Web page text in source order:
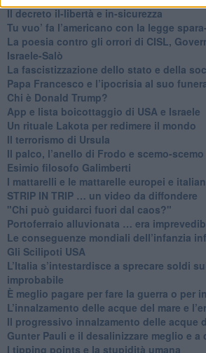
Il decreto il-libertà e in-sicurezza
Tu vuo’ fa l’americano con la legge
La poesia contro gli orrori di CISL,
Israele-Salò
​La fascistizzazione dello stato e della
Papa Francesco e l’ipocrisia al suo
​Chi è Donald Trump?
App e lista boicottaggio di USA e Israele
​Un rituale Lakota per redimere il mondo
Il terrorismo di Ursula
​Il palco, l’anello di Frodo e scemo-scemo
Esimio filosofo Galimberti
​I mattarelli e le mattarelle europei e
​STRIP IN TRIP … un video da diffondere
"Chi può guidarci fuori dal caos?"
​Portoferraio alluvionata … era
Le conseguenze mondiali dell’infanzia
​Gli Scilipoti USA
L’Italia s’intestardisce a sprecare soldi
improbabile
È meglio pagare per fare la guerra o per
​L’innalzamento delle acque del mare e
​Il progressivo innalzamento delle acque
​Gunter Pauli e il desalinizzare meglio e a
I tipping points e la stupidità umana